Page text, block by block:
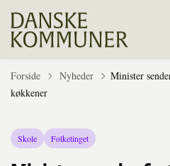
Forside Tilbage til
Nyheder
Minister
køkkener
Skole Folketinget